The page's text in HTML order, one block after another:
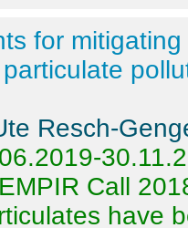
for
Resch-
Call
have